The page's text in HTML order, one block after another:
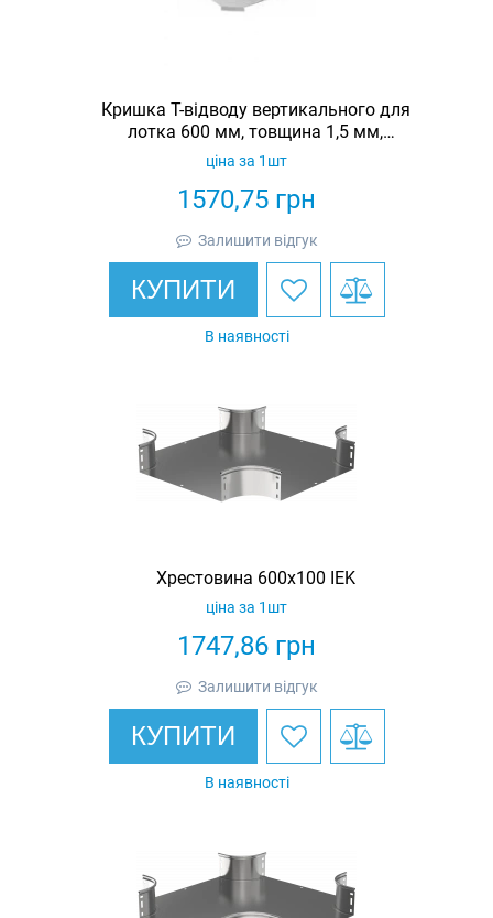
Кришка Т-відводу вертикального для
лотка 600 мм, товщина 1,5 мм,
гарячеоцинкована, Eurotray
1570,75 грн
ціна за 1шт
Залишити відгук
КУПИТИ
В наявності
Хрестовина 600х100 IEK
1747,86 грн
ціна за 1шт
Залишити відгук
КУПИТИ
В наявності